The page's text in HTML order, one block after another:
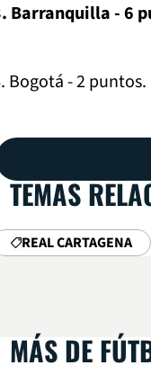
Barranquilla - 6
Bogotá - 2 puntos.
TEMAS
REAL CARTAGENA
MÁS DE